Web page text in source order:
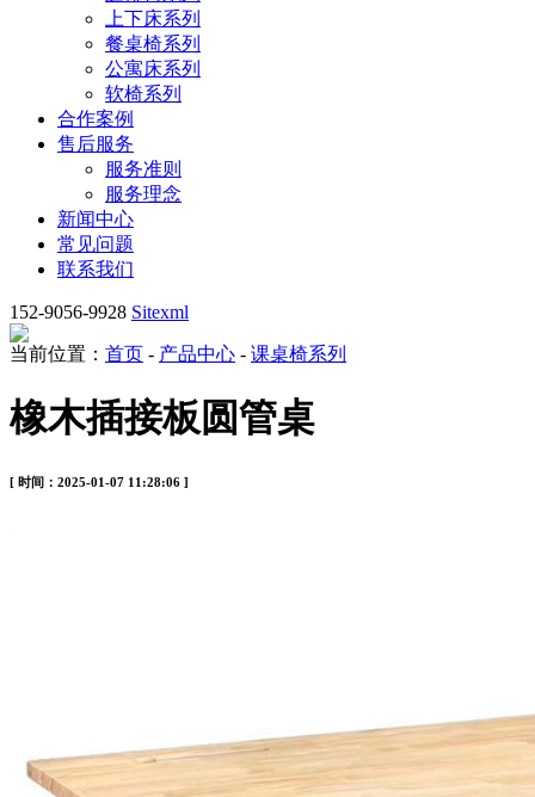
上下床系列
餐桌椅系列
公寓床系列
软椅系列
合作案例
售后服务
服务准则
服务理念
新闻中心
常见问题
联系我们
152-9056-9928 Sitexml
当前位置： 首页 - 产品中心 - 课桌椅系列
橡木插接板圆管桌
[ 时间：2025-01-07 11:28:06 ]